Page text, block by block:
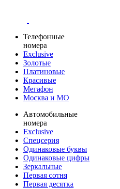
Телефонные
номера
Exclusive
Золотые
Платиновые
Красивые
Мегафон
Москва и МО
Автомобильные
номера
Exclusive
Спецсерия
Одинаковые буквы
Одинаковые цифры
Зеркальные
Первая сотня
Первая десятка